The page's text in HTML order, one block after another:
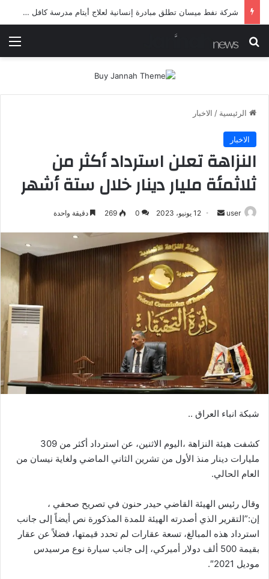
شرطة ميسان تلقي القبض على مطلقي العيارات النارية أثناء تشييع جنائزي في العمارة
بحث عن
الرئيسية / الاخبار
الاخبار
النزاهة تعلن استرداد أكثر من
ثلاثمئة مليار دينار خلال ستة أشهر
user
أرسل
إلكترونيا
12 يونيو، 2023 0
269 دقيقة واحدة
شبكة انباء العراق ..
كشفت هيئة النزاهة ،اليوم الاثنين، عن استرداد أكثر من 309
مليارات دينار منذ الأول من تشرين الثاني الماضي ولغاية نيسان من
العام الحالي.
وقال رئيس الهيئة القاضي حيدر حنون في تصريح صحفي ،
إن:”التقرير الذي أصدرته الهيئة للمدة المذكورة نص أيضاً إلى جانب
استرداد هذه المبالغ، تسعة عقارات لم تحدد قيمتها، فضلاً عن عقار
بقيمة 500 ألف دولار أميركي، إلى جانب سيارة نوع مرسيدس
موديل 2021″.